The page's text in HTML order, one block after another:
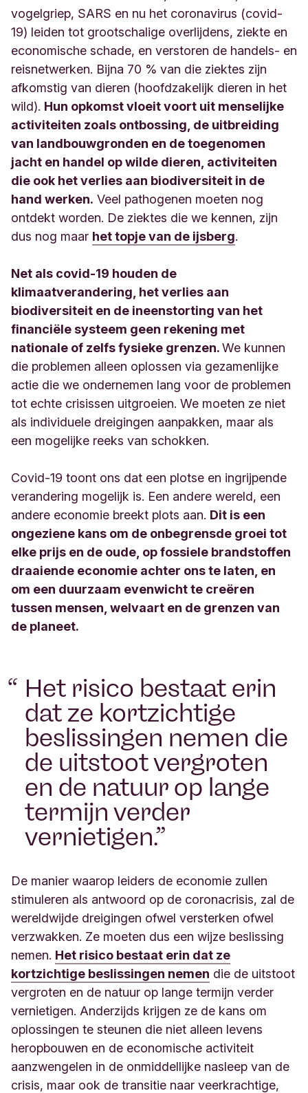
vogelgriep, SARS en nu het coronavirus (covid-
19) leiden tot grootschalige overlijdens, ziekte en
economische schade, en verstoren de handels- en
reisnetwerken. Bijna 70 % van die ziektes zijn
afkomstig van dieren (hoofdzakelijk dieren in het
wild). Hun opkomst vloeit voort uit menselijke
activiteiten zoals ontbossing, de uitbreiding
van landbouwgronden en de toegenomen
jacht en handel op wilde dieren, activiteiten
die ook het verlies aan biodiversiteit in de
hand werken. Veel pathogenen moeten nog
ontdekt worden. De ziektes die we kennen, zijn
dus nog maar het topje van de ijsberg.
Net als covid-19 houden de
klimaatverandering, het verlies aan
biodiversiteit en de ineenstorting van het
financiële systeem geen rekening met
nationale of zelfs fysieke grenzen.We kunnen
die problemen alleen oplossen via gezamenlijke
actie die we ondernemen lang voor de problemen
tot echte crisissen uitgroeien. We moeten ze niet
als individuele dreigingen aanpakken, maar als
een mogelijke reeks van schokken.
Covid-19 toont ons dat een plotse en ingrijpende
verandering mogelijk is. Een andere wereld, een
andere economie breekt plots aan. Dit is een
ongeziene kans om de onbegrensde groei tot
elke prijs en de oude, op fossiele brandstoffen
draaiende economie achter ons te laten, en
om een duurzaam evenwicht te creëren
tussen mensen, welvaart en de grenzen van
de planeet.
Het risico bestaat erin
dat ze kortzichtige
beslissingen nemen die
de uitstoot vergroten
en de natuur op lange
termijn verder
vernietigen.
De manier waarop leiders de economie zullen
stimuleren als antwoord op de coronacrisis, zal de
wereldwijde dreigingen ofwel versterken ofwel
verzwakken. Ze moeten dus een wijze beslissing
nemen. Het risico bestaat erin dat ze
kortzichtige beslissingen nemen die de uitstoot
vergroten en de natuur op lange termijn verder
vernietigen. Anderzijds krijgen ze de kans om
oplossingen te steunen die niet alleen levens
heropbouwen en de economische activiteit
aanzwengelen in de onmiddellijke nasleep van de
crisis, maar ook de transitie naar veerkrachtige,